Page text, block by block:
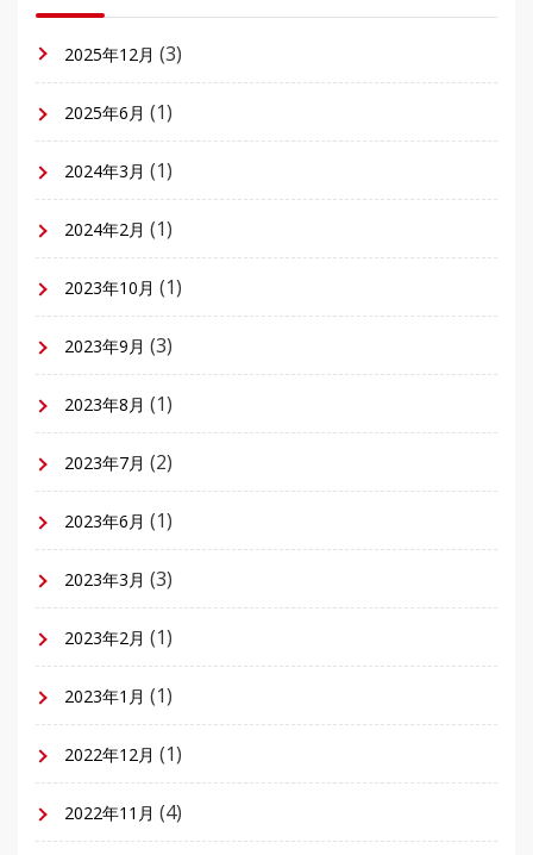
2025年12月 (3)
2025年6月 (1)
2024年3月 (1)
2024年2月 (1)
2023年10月 (1)
2023年9月 (3)
2023年8月 (1)
2023年7月 (2)
2023年6月 (1)
2023年3月 (3)
2023年2月 (1)
2023年1月 (1)
2022年12月 (1)
2022年11月 (4)